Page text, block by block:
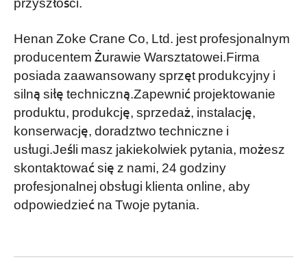
Henan Zoke Crane Co, Ltd. jest profesjonalnym
producentem Żurawie Warsztatowei.Firma
posiada zaawansowany sprzęt produkcyjny i
silną siłę techniczną.Zapewnić projektowanie
produktu, produkcję, sprzedaż, instalację,
konserwację, doradztwo techniczne i
usługi.Jeśli masz jakiekolwiek pytania, możesz
skontaktować się z nami, 24 godziny
profesjonalnej obsługi klienta online, aby
odpowiedzieć na Twoje pytania.